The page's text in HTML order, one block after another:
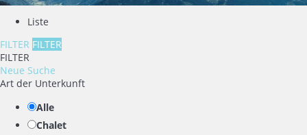
Liste
FILTER FILTER
FILTER
Neue Suche
Art der Unterkunft
Alle
Chalet